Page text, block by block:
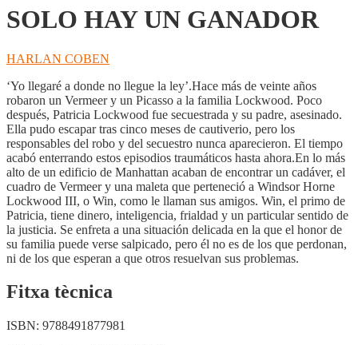
SOLO HAY UN GANADOR
HARLAN COBEN
‘Yo llegaré a donde no llegue la ley’.Hace más de veinte años
robaron un Vermeer y un Picasso a la familia Lockwood. Poco
después, Patricia Lockwood fue secuestrada y su padre, asesinado.
Ella pudo escapar tras cinco meses de cautiverio, pero los
responsables del robo y del secuestro nunca aparecieron. El tiempo
acabó enterrando estos episodios traumáticos hasta ahora.En lo más
alto de un edificio de Manhattan acaban de encontrar un cadáver, el
cuadro de Vermeer y una maleta que perteneció a Windsor Horne
Lockwood III, o Win, como le llaman sus amigos. Win, el primo de
Patricia, tiene dinero, inteligencia, frialdad y un particular sentido de
la justicia. Se enfreta a una situación delicada en la que el honor de
su familia puede verse salpicado, pero él no es de los que perdonan,
ni de los que esperan a que otros resuelvan sus problemas.
Fitxa tècnica
ISBN: 9788491877981